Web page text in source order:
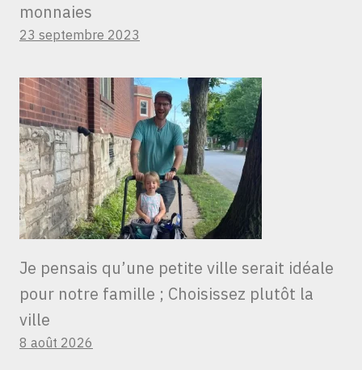
monnaies
23 septembre 2023
Je pensais qu’une petite ville serait idéale
pour notre famille ; Choisissez plutôt la
ville
8 août 2026